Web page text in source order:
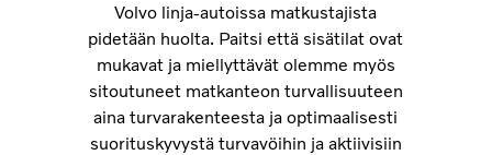
Volvo linja-autoissa matkustajista
pidetään huolta. Paitsi että sisätilat ovat
mukavat ja miellyttävät olemme myös
sitoutuneet matkanteon turvallisuuteen
aina turvarakenteesta ja optimaalisesti
suorituskyvystä turvavöihin ja aktiivisiin